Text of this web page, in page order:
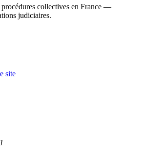
collectives en France —
judiciaires.
site